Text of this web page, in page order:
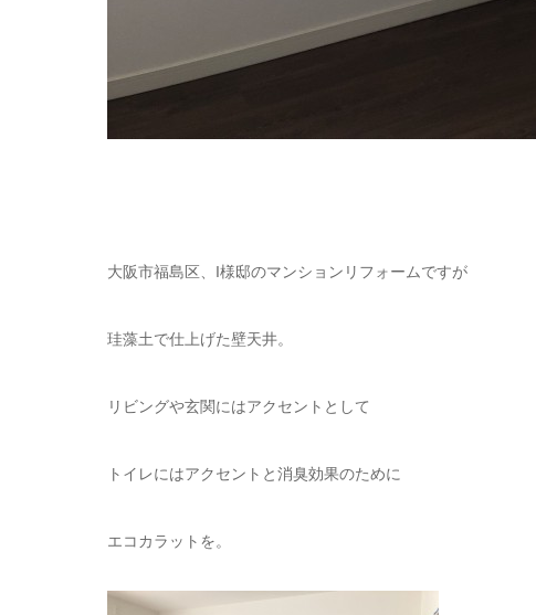
大阪市福島区、I様邸のマンションリフォームですが
珪藻土で仕上げた壁天井。
リビングや玄関にはアクセントとして
トイレにはアクセントと消臭効果のために
エコカラットを。